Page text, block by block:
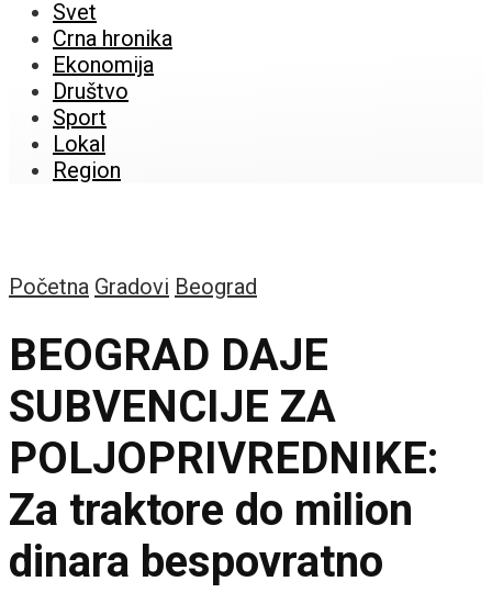
Svet
Crna hronika
Ekonomija
Društvo
Sport
Lokal
Region
Početna Gradovi Beograd
BEOGRAD DAJE
SUBVENCIJE ZA
POLJOPRIVREDNIKE:
Za traktore do milion
dinara bespovratno